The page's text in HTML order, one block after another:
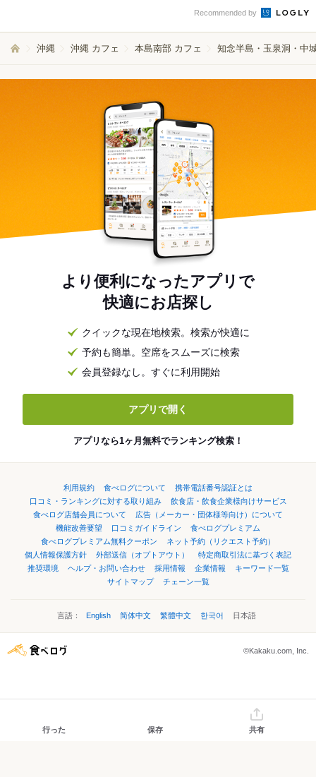
Recommended by
沖縄 沖縄 カフェ 本島南部 カフェ 知念半島・玉泉洞・中
より便利になったアプリで
快適にお店探し
クイックな現在地検索。検索が快適に
予約も簡単。空席をスムーズに検索
会員登録なし。すぐに利用開始
アプリで開く
アプリなら1ヶ月無料でランキング検索！
利用規約 食べログについて
携帯電話番号認証とは
口コミ・ランキングに対する取り組み
飲食店・飲食企業様向けサービス
食べログ店舗会員について
広告（メーカー・団体様等向け）について
機能改善要望
口コミガイドライン
食べログプレミアム
食べログプレミアム無料クーポン
ネット予約（リクエスト予約）
個人情報保護方針
外部送信（オプトアウト）
特定商取引法に基づく表記
推奨環境
ヘルプ・お問い合わせ 採用情報 企業情報
キーワード一覧
サイトマップ
チェーン一覧
言語： English 简体中文 繁體中文 한국어 日本語
©Kakaku.com, Inc.
行った 保存 共有